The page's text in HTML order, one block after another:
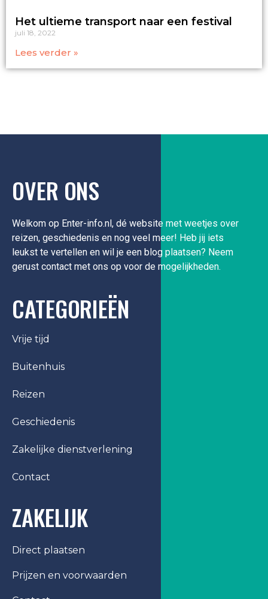
Het ultieme transport naar een festival
juli 18, 2022
Lees verder »
OVER ONS
Welkom op Enter-info.nl, dé website met weetjes over
reizen, geschiedenis en nog veel meer! Heb jij iets
leukst te vertellen en wil je een blog plaatsen? Neem
gerust contact met ons op voor de mogelijkheden.
CATEGORIEËN
Vrije tijd
Buitenhuis
Reizen
Geschiedenis
Zakelijke dienstverlening
Contact
ZAKELIJK
Direct plaatsen
Prijzen en voorwaarden